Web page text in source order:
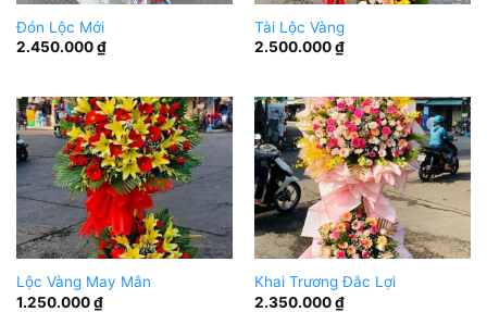
Đón Lộc Mới
2.450.000₫
Tài Lộc Vàng
2.500.000₫
Lộc Vàng May Mắn
1.250.000₫
Khai Trương Đắc Lợi
2.350.000₫